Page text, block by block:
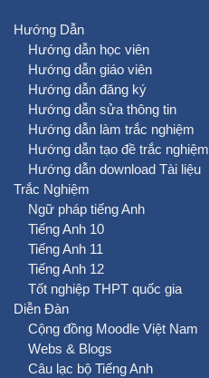
Hướng Dẫn
Hướng dẫn học viên
Hướng dẫn giáo viên
Hướng dẫn đăng ký
Hướng dẫn sửa thông tin
Hướng dẫn làm trắc nghiệm
Hướng dẫn tạo đề trắc nghiệm
Hướng dẫn download Tài liệu
Trắc Nghiệm
Ngữ pháp tiếng Anh
Tiếng Anh 10
Tiếng Anh 11
Tiếng Anh 12
Tốt nghiệp THPT quốc gia
Diễn Đàn
Cộng đồng Moodle Việt Nam
Webs & Blogs
Câu lạc bộ Tiếng Anh